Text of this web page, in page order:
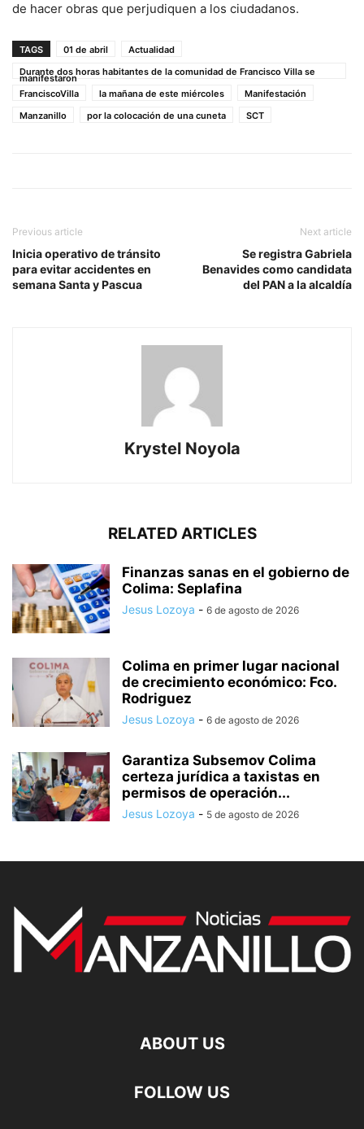
de hacer obras que perjudiquen a los ciudadanos.
TAGS 01 de abril
Actualidad
Durante dos horas habitantes de la comunidad de Francisco Villa se
manifestaron
FranciscoVilla
la mañana de este miércoles
Manifestación
Manzanillo
por la colocación de una cuneta SCT
Previous article
Inicia operativo de tránsito
para evitar accidentes en
semana Santa y Pascua
Next article
Se registra Gabriela
Benavides como candidata
del PAN a la alcaldía
Krystel Noyola
RELATED ARTICLES
Finanzas sanas en el gobierno de
Colima: Seplafina
Jesus Lozoya - 6 de agosto de 2026
Colima en primer lugar nacional
de crecimiento económico: Fco.
Rodriguez
Jesus Lozoya - 6 de agosto de 2026
Garantiza Subsemov Colima
certeza jurídica a taxistas en
permisos de operación...
Jesus Lozoya - 5 de agosto de 2026
ABOUT US
FOLLOW US